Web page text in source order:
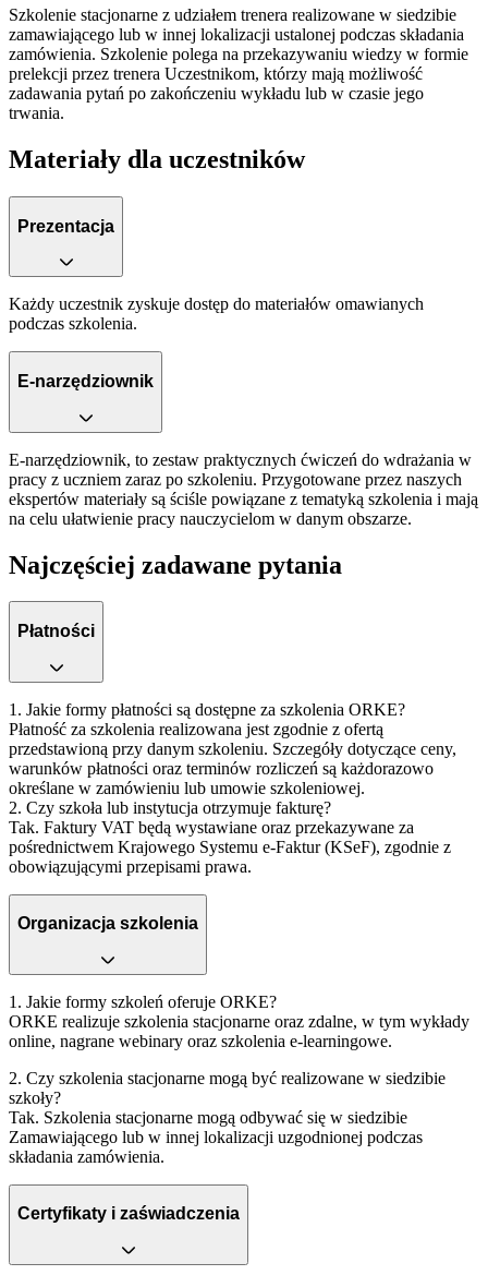
Szkolenie stacjonarne z udziałem trenera realizowane w siedzibie
zamawiającego lub w innej lokalizacji ustalonej podczas składania
zamówienia. Szkolenie polega na przekazywaniu wiedzy w formie
prelekcji przez trenera Uczestnikom, którzy mają możliwość
zadawania pytań po zakończeniu wykładu lub w czasie jego
trwania.
Materiały dla uczestników
Prezentacja
Każdy uczestnik zyskuje dostęp do materiałów omawianych
podczas szkolenia.
E-narzędziownik
E-narzędziownik, to zestaw praktycznych ćwiczeń do wdrażania w
pracy z uczniem zaraz po szkoleniu. Przygotowane przez naszych
ekspertów materiały są ściśle powiązane z tematyką szkolenia i mają
na celu ułatwienie pracy nauczycielom w danym obszarze.
Najczęściej zadawane pytania
Płatności
1. Jakie formy płatności są dostępne za szkolenia ORKE?
Płatność za szkolenia realizowana jest zgodnie z ofertą
przedstawioną przy danym szkoleniu. Szczegóły dotyczące ceny,
warunków płatności oraz terminów rozliczeń są każdorazowo
określane w zamówieniu lub umowie szkoleniowej.
2. Czy szkoła lub instytucja otrzymuje fakturę?
Tak. Faktury VAT będą wystawiane oraz przekazywane za
pośrednictwem Krajowego Systemu e-Faktur (KSeF), zgodnie z
obowiązującymi przepisami prawa.
Organizacja szkolenia
1. Jakie formy szkoleń oferuje ORKE?
ORKE realizuje szkolenia stacjonarne oraz zdalne, w tym wykłady
online, nagrane webinary oraz szkolenia e‑learningowe.
2. Czy szkolenia stacjonarne mogą być realizowane w siedzibie
szkoły?
Tak. Szkolenia stacjonarne mogą odbywać się w siedzibie
Zamawiającego lub w innej lokalizacji uzgodnionej podczas
składania zamówienia.
Certyfikaty i zaświadczenia